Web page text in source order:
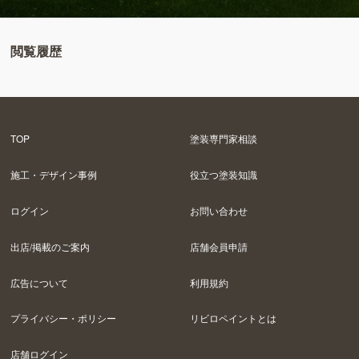
閲覧履歴
TOP 塗装専門家相談
施工・デザイン事例 役立つ塗装知識
ログイン お問い合わせ
出店/掲載のご案内 店舗会員申請
広告について 利用規約
プライバシー・ポリシー リビロペイントとは
店舗ログイン